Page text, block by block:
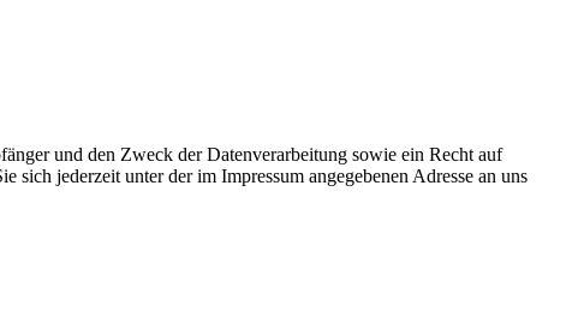
und den Zweck der Datenverarbeitung sowie ein Recht auf
jederzeit unter der im Impressum angegebenen Adresse an uns